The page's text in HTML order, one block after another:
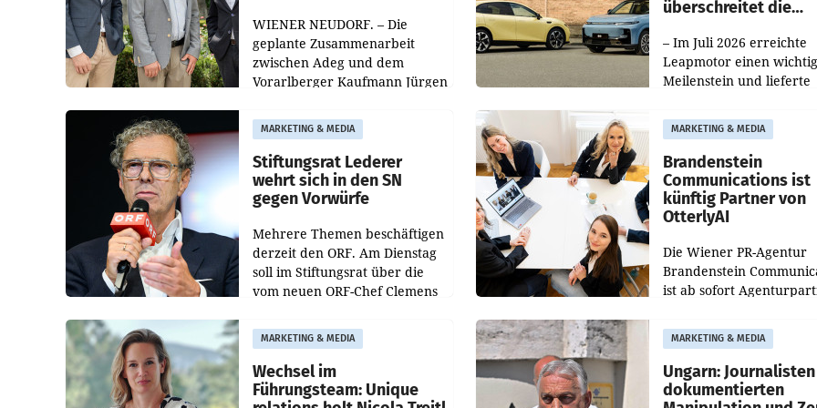
WIENER NEUDORF. – Die
geplante Zusammenarbeit
zwischen Adeg und dem
Vorarlberger Kaufmann Jürgen
freigegeben: Die
Bundeswettbewerbsbehörde
und der Bundeskartellanwalt
überschreitet die
– Im Juli 2026 erreichte
Leapmotor einen
Meilenstein und lieferte
aus, womit sich das
gegenüber Juli 2025
verdoppelte (+102
MARKETING & MEDIA
Stiftungsrat Lederer
wehrt sich in den SN
gegen Vorwürfe
Mehrere Themen beschäftigen
derzeit den ORF. Am Dienstag
soll im Stiftungsrat über die
vom neuen ORF-Chef Clemens
Besetzungen für die
Direktionen abgestimmt
werden.
MARKETING & MEDIA
Brandenstein
Communications ist
künftig Partner von
OtterlyAI
Die Wiener PR-Agentur
Brandenstein
ist ab sofort
Optimierungsplattform
OtterlyAI. Damit baut die
Agentur ihr
MARKETING & MEDIA
Wechsel im
Führungsteam: Unique
MARKETING & MEDIA
Ungarn: Journalisten
dokumentierten